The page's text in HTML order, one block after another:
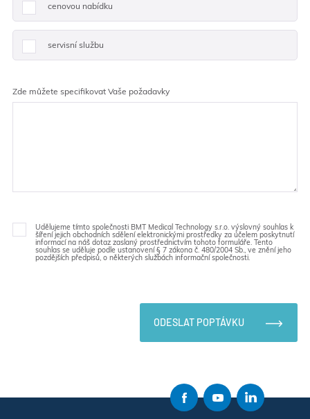
cenovou nabídku
servisní službu
Zde můžete specifikovat Vaše požadavky
Udělujeme tímto společnosti BMT Medical Technology s.r.o. výslovný souhlas k
šíření jejich obchodních sdělení elektronickými prostředky za účelem poskytnutí
informací na náš dotaz zaslaný prostřednictvím tohoto formuláře. Tento
souhlas se uděluje podle ustanovení § 7 zákona č. 480/2004 Sb., ve znění jeho
pozdějších předpisů, o některých službách informační společnosti.
ODESLAT POPTÁVKU